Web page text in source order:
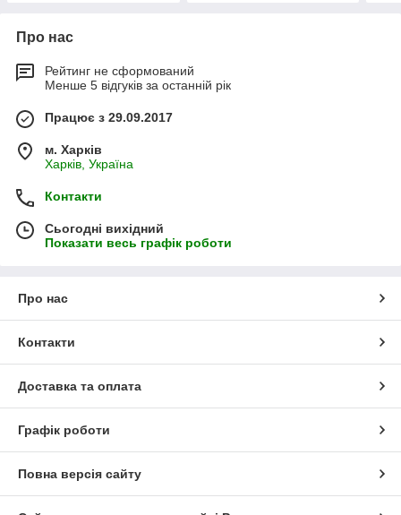
Про нас
Рейтинг не сформований
Менше 5 відгуків за останній рік
Працює з 29.09.2017
м. Харків
Харків, Україна
Контакти
Сьогодні вихідний
Показати весь графік роботи
Про нас
Контакти
Доставка та оплата
Графік роботи
Повна версія сайту